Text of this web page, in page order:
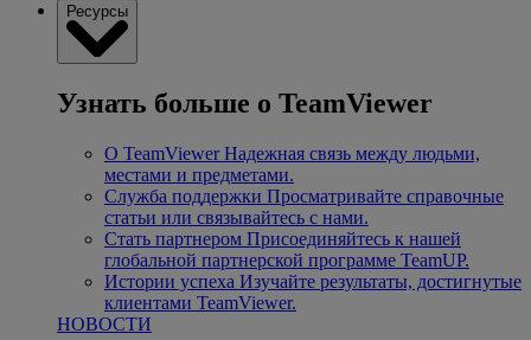
Ресурсы
Узнать больше о TeamViewer
О TeamViewer Надежная связь между людьми,
местами и предметами.
Служба поддержки Просматривайте справочные
статьи или связывайтесь с нами.
Стать партнером Присоединяйтесь к нашей
глобальной партнерской программе TeamUP.
Истории успеха Изучайте результаты, достигнутые
клиентами TeamViewer.
НОВОСТИ